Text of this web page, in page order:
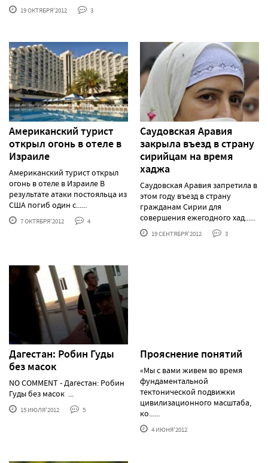
19 ОКТЯБРЯ'2012 3
Американский турист
открыл огонь в отеле в
Израиле
Американский турист открыл
огонь в отеле в Израиле В
результате атаки постояльца из
США погиб один с......
7 ОКТЯБРЯ'2012 4
Саудовская Аравия
закрыла въезд в страну
сирийцам на время
хаджа
Саудовская Аравия запретила в
этом году въезд в страну
гражданам Сирии для
совершения ежегодного хад......
19 СЕНТЯБРЯ'2012 3
Дагестан: Робин Гуды
без масок
NO COMMENT - Дагестан: Робин
Гуды без масок ...
15 ИЮЛЯ'2012 5
Прояснение понятий
«Мы с вами живем во время
фундаментальной
тектонической подвижки
цивилизационного масштаба,
ко......
4 ИЮНЯ'2012